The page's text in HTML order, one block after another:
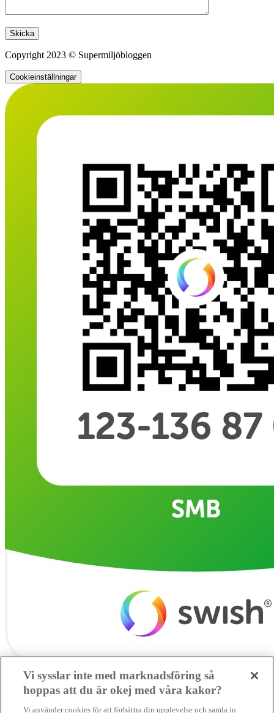
Lämna detta fält tomt.
Copyright 2023 © Supermiljöbloggen
Cookieinställningar
Vi sysslar inte med marknadsföring så
hoppas att du är okej med våra kakor?
Vi använder cookies för att förbättra din upplevelse och samla in